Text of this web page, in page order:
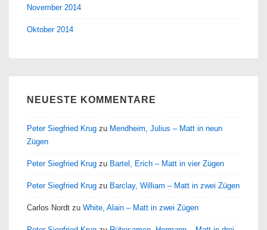
November 2014
Oktober 2014
NEUESTE KOMMENTARE
Peter Siegfried Krug zu Mendheim, Julius – Matt in neun
Zügen
Peter Siegfried Krug zu Bartel, Erich – Matt in vier Zügen
Peter Siegfried Krug zu Barclay, William – Matt in zwei Zügen
Carlos Nordt zu White, Alain – Matt in zwei Zügen